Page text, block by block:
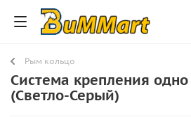
Рым кольцо
Система крепления
(Светло-Серый)